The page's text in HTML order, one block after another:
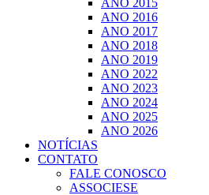
ANO 2015
ANO 2016
ANO 2017
ANO 2018
ANO 2019
ANO 2022
ANO 2023
ANO 2024
ANO 2025
ANO 2026
NOTÍCIAS
CONTATO
FALE CONOSCO
ASSOCIESE